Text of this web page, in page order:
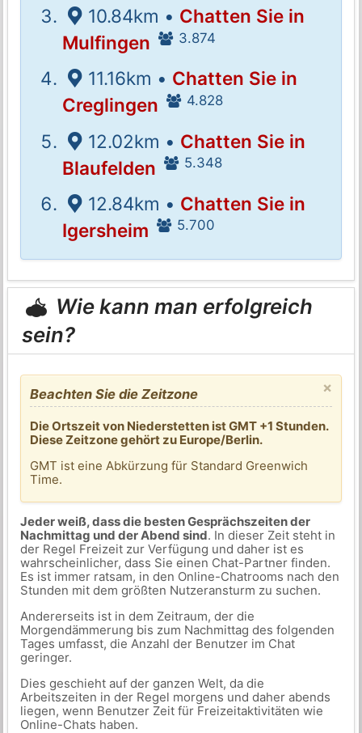
10.84km • Chatten Sie in
Mulfingen
3.874
11.16km • Chatten Sie in
Creglingen
4.828
12.02km • Chatten Sie in
Blaufelden
5.348
12.84km • Chatten Sie in
Igersheim
5.700
Wie kann man erfolgreich
sein?
×
Beachten Sie die Zeitzone
Die Ortszeit von Niederstetten ist GMT +1 Stunden.
Diese Zeitzone gehört zu Europe/Berlin.
GMT ist eine Abkürzung für Standard Greenwich
Time.
Jeder weiß, dass die besten Gesprächszeiten der
Nachmittag und der Abend sind. In dieser Zeit steht in
der Regel Freizeit zur Verfügung und daher ist es
wahrscheinlicher, dass Sie einen Chat-Partner finden.
Es ist immer ratsam, in den Online-Chatrooms nach den
Stunden mit dem größten Nutzeransturm zu suchen.
Andererseits ist in dem Zeitraum, der die
Morgendämmerung bis zum Nachmittag des folgenden
Tages umfasst, die Anzahl der Benutzer im Chat
geringer.
Dies geschieht auf der ganzen Welt, da die
Arbeitszeiten in der Regel morgens und daher abends
liegen, wenn Benutzer Zeit für Freizeitaktivitäten wie
Online-Chats haben.